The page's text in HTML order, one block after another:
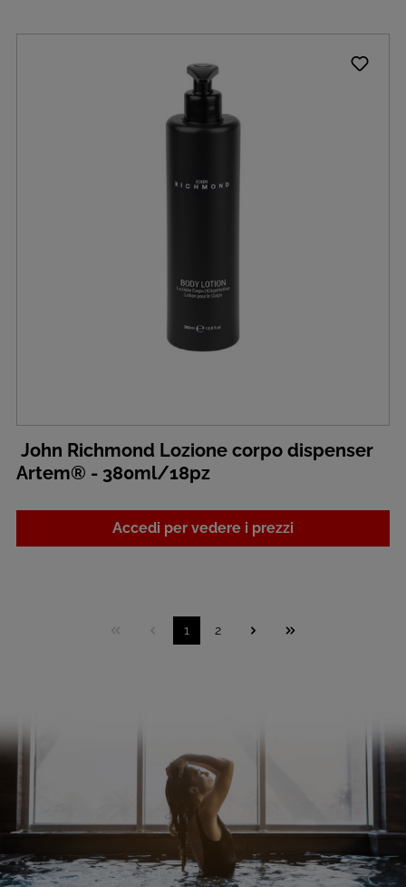
John Richmond Lozione corpo dispenser
Artem® - 380ml/18pz
Accedi per vedere i prezzi
1 2